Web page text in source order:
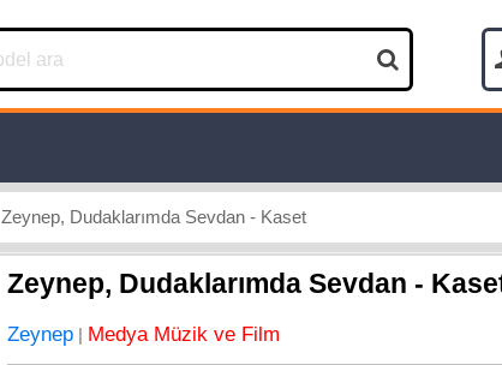
Zeynep, Dudaklarımda Sevdan - Kaset
Zeynep, Dudaklarımda Sevdan -
Zeynep | Medya Müzik ve Film